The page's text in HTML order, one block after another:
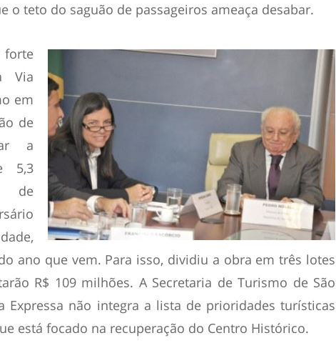
o teto do saguão de passageiros ameaça desabar.
Via
em
de
a
5,3
de
ano que vem. Para isso, dividiu a obra em três lotes
R$ 109 milhões. A Secretaria de Turismo de São
Expressa não integra a lista de prioridades turísticas
está focado na recuperação do Centro Histórico.